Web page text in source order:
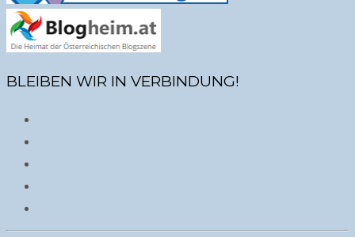
BLEIBEN WIR IN VERBINDUNG!